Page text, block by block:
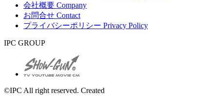
会社概要 Company
お問合せ Contact
プライバシーポリシー Privacy Policy
IPC GROUP
©IPC All right reserved. Created